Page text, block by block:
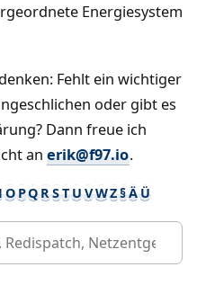
Energiesystem
Fehlt ein wichtiger
oder gibt es
Dann freue ich
an erik@f97.io.
O PQ R ST U VWZ§Ä Ü